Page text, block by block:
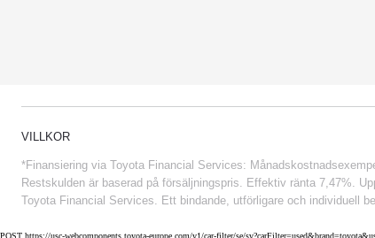
VILLKOR
*Finansiering via Toyota Financial Services:
Restskulden är baserad på försäljningspris. Effektiv ränta 7,47%.
Toyota Financial Services. Ett bindande, utförligare och individuell
POST https://usc-webcomponents.toyota-europe.com/v1/car-filter/se/